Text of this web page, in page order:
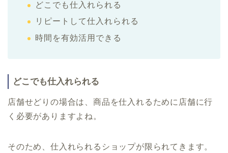
どこでも仕入れられる
リピートして仕入れられる
時間を有効活用できる
どこでも仕入れられる
店舗せどりの場合は、商品を仕入れるために店舗に行
く必要がありますよね。
そのため、仕入れられるショップが限られてきます。